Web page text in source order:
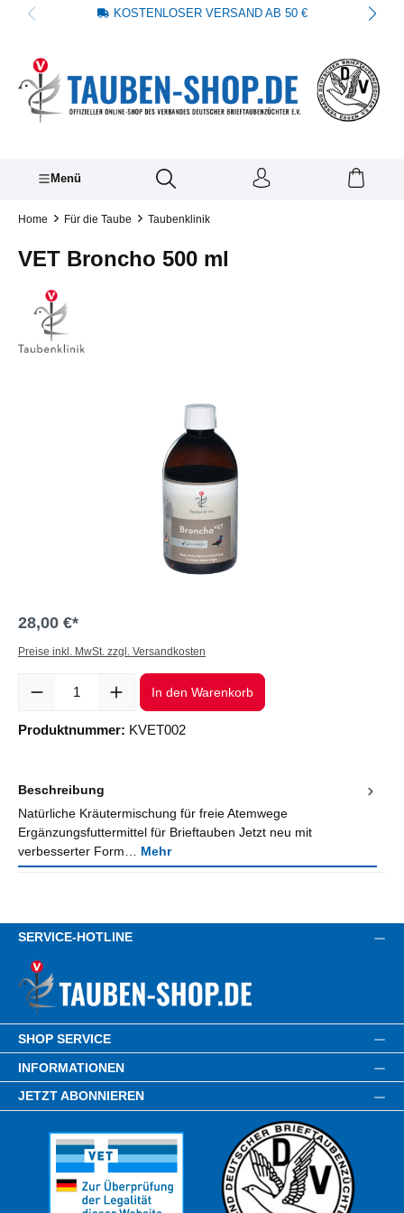
springen KOSTENLOSER VERSAND AB 50 €
Menü
Home Für die Taube Taubenklinik
VET Broncho 500 ml
28,00 €*
Preise inkl. MwSt. zzgl. Versandkosten
Produkt Anzahl: Gib den gewünschten Wert ein oder benutze die
In den Warenkorb
Produktnummer: KVET002
Beschreibung
Natürliche Kräutermischung für freie Atemwege
Ergänzungsfuttermittel für Brieftauben Jetzt neu mit
verbesserter Form… Mehr
SERVICE-HOTLINE
SHOP SERVICE
INFORMATIONEN
JETZT ABONNIEREN